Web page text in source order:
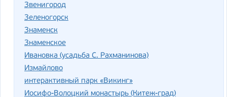
Звенигород
Зеленогорск
Знаменск
Знаменское
Ивановка (усадьба С. Рахманинова)
Измайлово
интерактивный парк «Викинг»
Иосифо-Волоцкий монастырь (Китеж-град)